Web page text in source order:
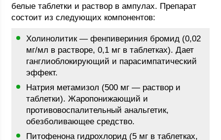
белые таблетки и раствор в ампулах. Препарат
состоит из следующих компонентов:
Холинолитик — фенпивериния бромид (0,02
мг/мл в растворе, 0,1 мг в таблетках). Дает
ганглиоблокирующий и парасимпатический
эффект.
Натрия метамизол (500 мг — раствор и
таблетки). Жаропонижающий и
противовоспалительный анальгетик,
обезболивающее средство.
Питофенона гидрохлорид (5 мг в таблетках,